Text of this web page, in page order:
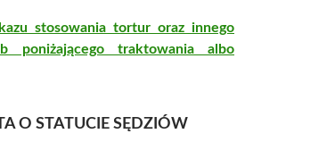
stosowania tortur oraz innego
poniżającego traktowania albo
O STATUCIE SĘDZIÓW